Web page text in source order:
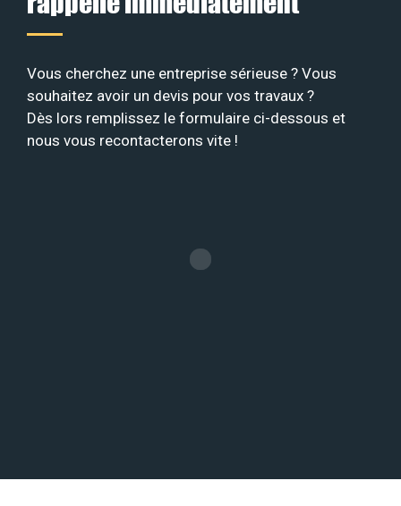
Vous cherchez une entreprise sérieuse ? Vous
souhaitez avoir un devis pour vos travaux ?
Dès lors remplissez le formulaire ci-dessous et
nous vous recontacterons vite !